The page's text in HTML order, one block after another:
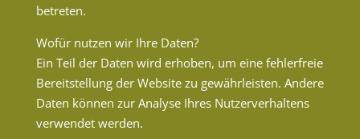
betreten.
Wofür nutzen wir Ihre Daten?
Ein Teil der Daten wird erhoben, um eine fehlerfreie
Bereitstellung der Website zu gewährleisten. Andere
Daten können zur Analyse Ihres Nutzerverhaltens
verwendet werden.